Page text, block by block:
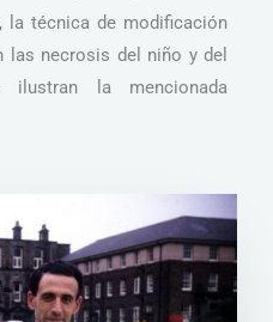
la técnica de modificación
necrosis del niño y del
la mencionada